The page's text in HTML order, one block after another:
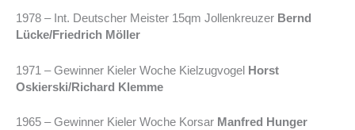
1978 – Int. Deutscher Meister 15qm Jollenkreuzer Bernd
Lücke/Friedrich Möller
1971 – Gewinner Kieler Woche Kielzugvogel
Horst
Oskierski/Richard Klemme
1965 – Gewinner Kieler Woche Korsar Manfred Hunger